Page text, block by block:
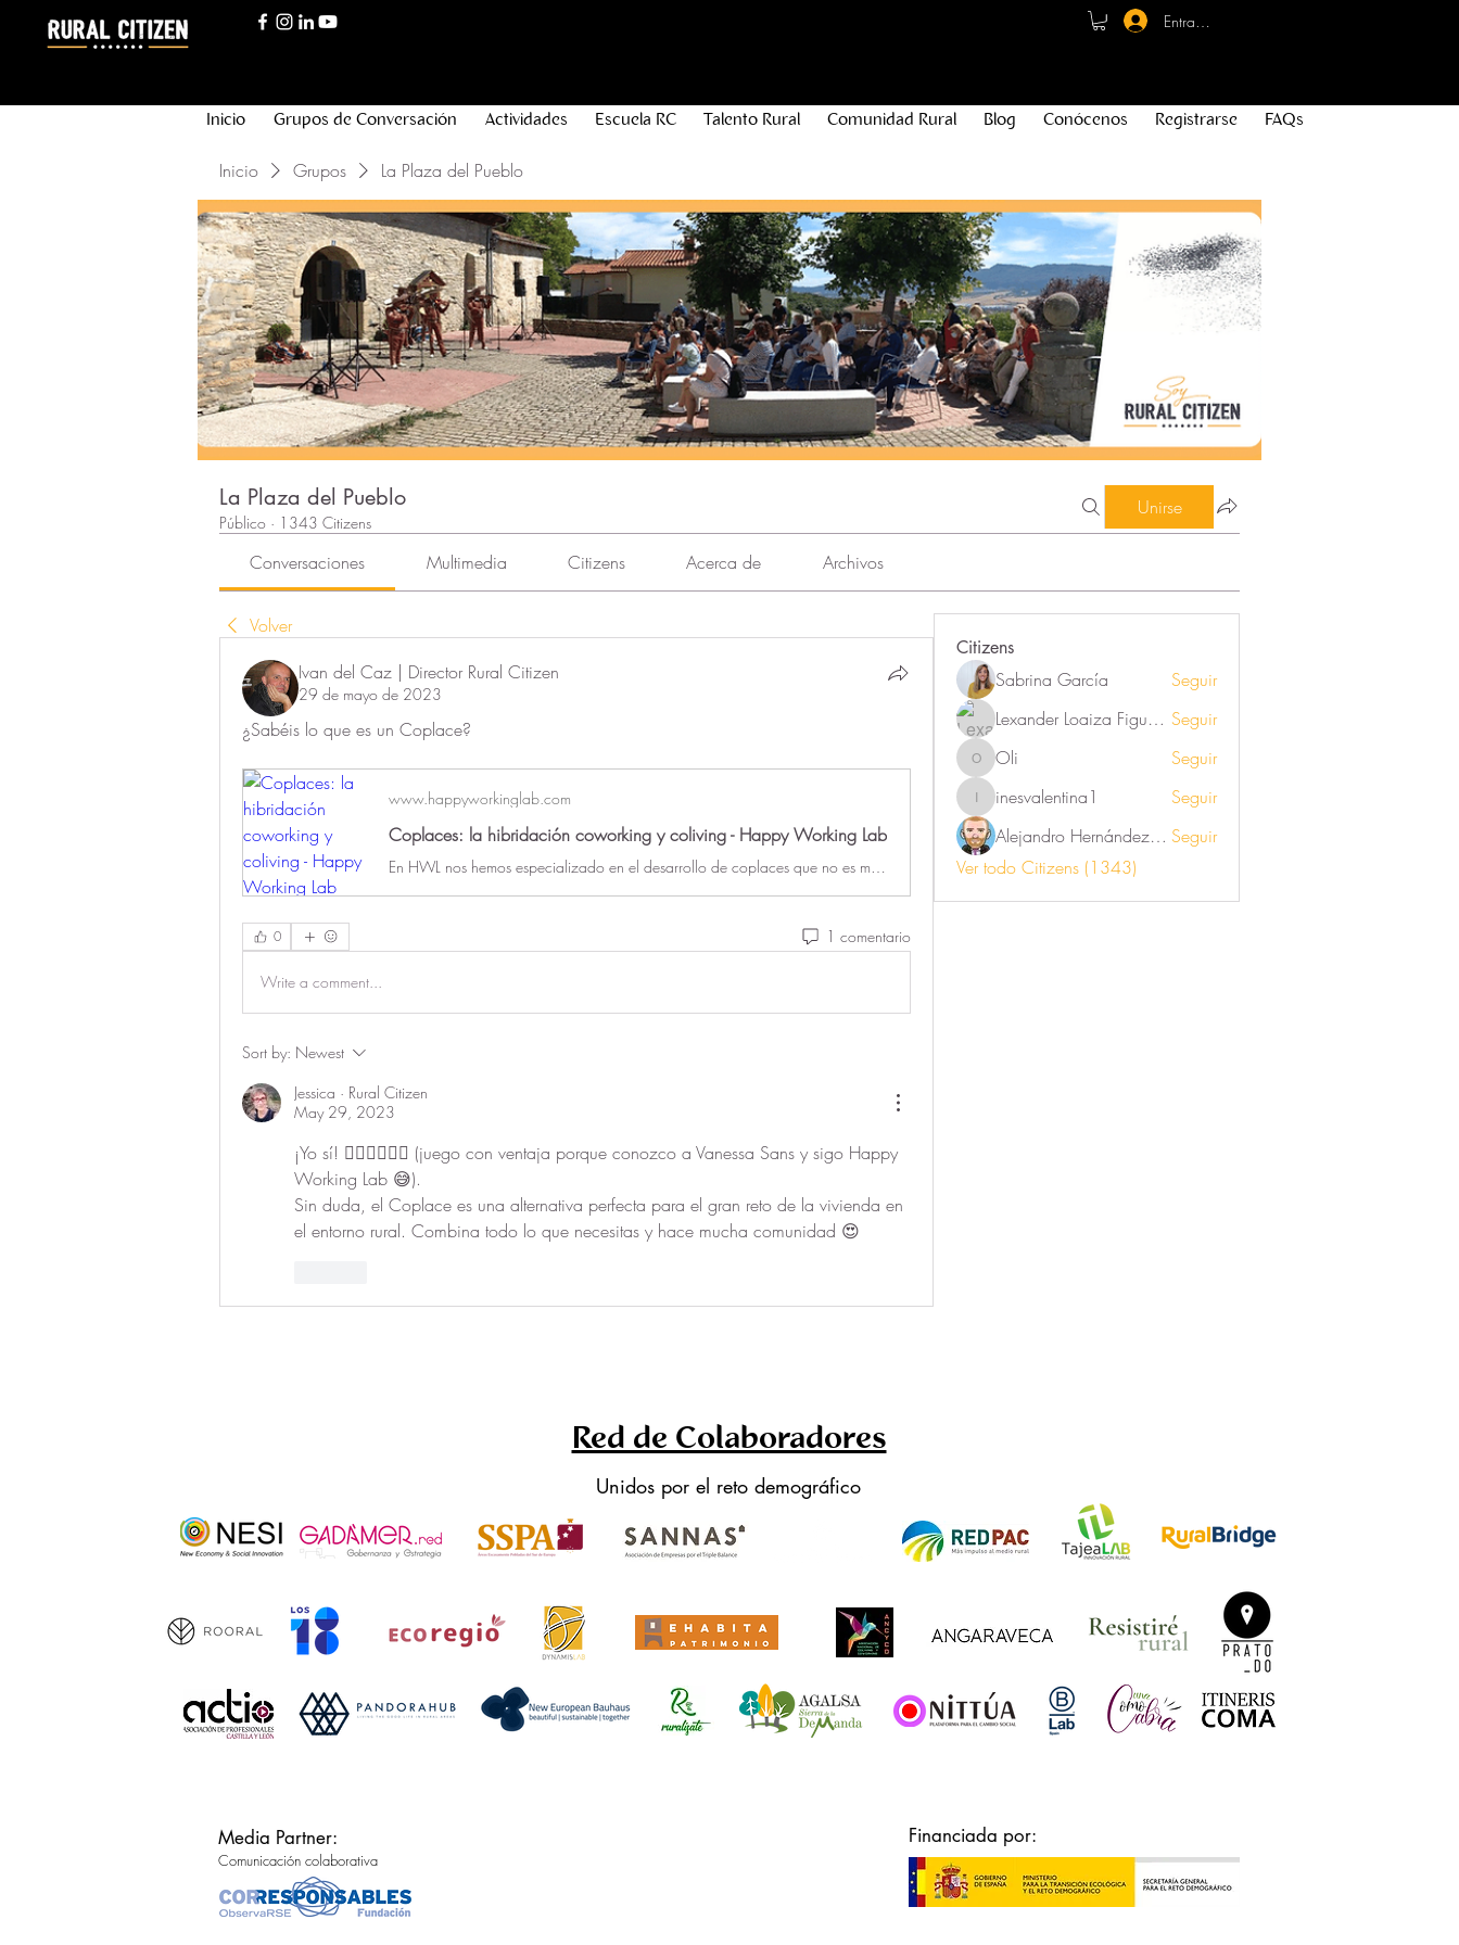
Entrar - Registro
Inicio Grupos de Conversación Actividades Escuela RC Talento Rural Comunidad Rural Blog Conócenos Registrarse FAQs
Inicio Grupos La Plaza del Pueblo
La Plaza del Pueblo
Público · 1343 Citizens
Unirse
Conversaciones Multimedia Citizens Acerca de Archivos
Volver
Ivan del Caz | Director Rural Citizen
29 de mayo de 2023
¿Sabéis lo que es un Coplace?
www.happyworkinglab.com
Coplaces: la hibridación coworking y coliving - Happy Working Lab
0 1 comentario
Write a comment...
Sort by: Newest
Jessica · Rural Citizen
May 29, 2023
¡Yo sí! 🙋🏻‍♀️🙋🏻‍♀️ (juego con ventaja porque conozco a Vanessa Sans y sigo Happy
Working Lab 😅).
Sin duda, el Coplace es una alternativa perfecta para el gran reto de la vivienda en
el entorno rural. Combina todo lo que necesitas y hace mucha comunidad 😍
Citizens
Sabrina García
Seguir
Lexander Loaiza Figueroa Seguir
Oli Oli Seguir
inesvalentina1
inesvalentina1
Seguir
Alejandro Hernández Renner Seguir
Ver todo Citizens (1343)
Red de Colaboradores
Unidos por el reto demográfico
Media Partner:
Comunicación colaborativa
Financiada por: